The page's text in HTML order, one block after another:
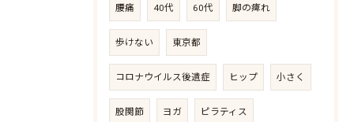
腰痛 40代 60代 脚の痺れ
歩けない 東京都
コロナウイルス後遺症 ヒップ 小さく
股関節 ヨガ ピラティス